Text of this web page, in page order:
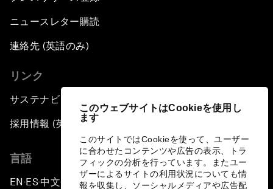
このウェブサイトはCookieを使用し
ます
このサイトではCookieを使って、ユーザー
に合わせたコンテンツや広告の表示、トラ
フィックの分析を行っています。またユー
ザーによるサイトの利用状況についても情
報を収集し、ソーシャルメディアや広告配
ニュースレター購読
連絡先 (英語のみ)
リンク
サステナビリティへの取り組み
採用情報 (英語のみ)
言語
EN ▪ES▪中文▪ 日本語